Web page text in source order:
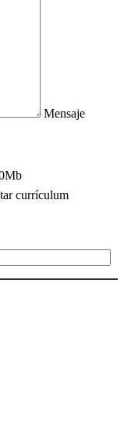
Mensaje
currículum